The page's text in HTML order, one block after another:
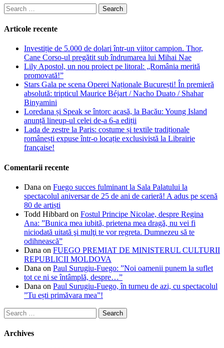
Search
for:
Articole recente
Investiție de 5.000 de dolari într-un viitor campion. Thor,
Cane Corso-ul pregătit sub îndrumarea lui Mihai Nae
Lily Apostol, un nou proiect pe litoral: „România merită
promovată!”
Stars Gala pe scena Operei Naționale București! În premieră
absolută: tripticul Maurice Béjart / Nacho Duato / Shahar
Binyamini
Loredana și Speak se întorc acasă, la Bacău: Young Island
anunță lineup-ul celei de-a 6-a ediții
Lada de zestre la Paris: costume și textile tradiționale
românești expuse într-o locație exclusivistă la Librairie
française!
Comentarii recente
Dana on Fuego succes fulminant la Sala Palatului la
spectacolul aniversar de 25 de ani de carieră! A adus pe scenă
80 de artiști
Todd Hibbard on Fostul Principe Nicolae, despre Regina
Ana: ”Bunica mea iubită, prietena mea dragă, nu vei fi
niciodată uitată şi mulţi te vor regreta. Dumnezeu să te
odihnească”
Dana on FUEGO PREMIAT DE MINISTERUL CULTURII
REPUBLICII MOLDOVA
Dana on Paul Surugiu-Fuego: ”Noi oamenii punem la suflet
tot ce ni se întâmplă, despre…”
Dana on Paul Surugiu-Fuego, în turneu de azi, cu spectacolul
”Tu ești primăvara mea”!
Search
for:
Archives